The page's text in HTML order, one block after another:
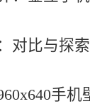
对比与探索